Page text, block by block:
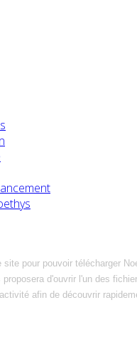
pour pouvoir télécharger
d'ouvrir l'un des
afin de découvrir